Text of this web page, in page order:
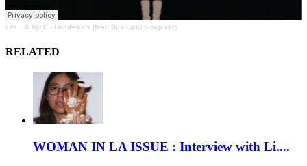
Fife · JENNIE - Handlebars (feat. Dua Lipa) (Loop ver.)
RELATED
WOMAN IN LA ISSUE : Interview with Li....